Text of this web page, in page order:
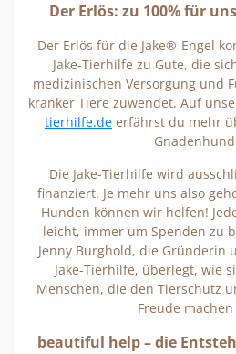
Der Erlös: zu 100% für
Der Erlös für die Jake®-Engel
Jake-Tierhilfe zu Gute, die
medizinischen Versorgung und
kranker Tiere zuwendet. Auf
tierhilfe.deerfährst du mehr
Die Jake-Tierhilfe wird
finanziert. Je mehr uns also
Hunden können wir helfen!
leicht, immer um Spenden zu
Jenny Burghold, die Gründerin
Jake-Tierhilfe, überlegt, wie
Menschen, die den Tierschutz
Freude
beautiful help – die